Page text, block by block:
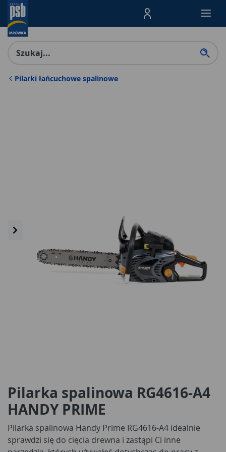
Menu Produktów,
Pilarki łańcuchowe spalinowe
Pilarka spalinowa RG4616-A4
HANDY PRIME
Pilarka spalinowa Handy Prime RG4616-A4 idealnie
sprawdzi się do cięcia drewna i zastąpi Ci inne